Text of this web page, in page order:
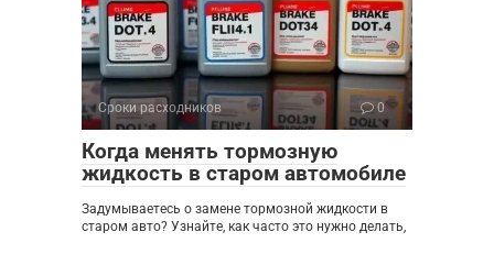
Сроки расходников 0
Когда менять тормозную
жидкость в старом автомобиле
Задумываетесь о замене тормозной жидкости в
старом авто? Узнайте, как часто это нужно делать,